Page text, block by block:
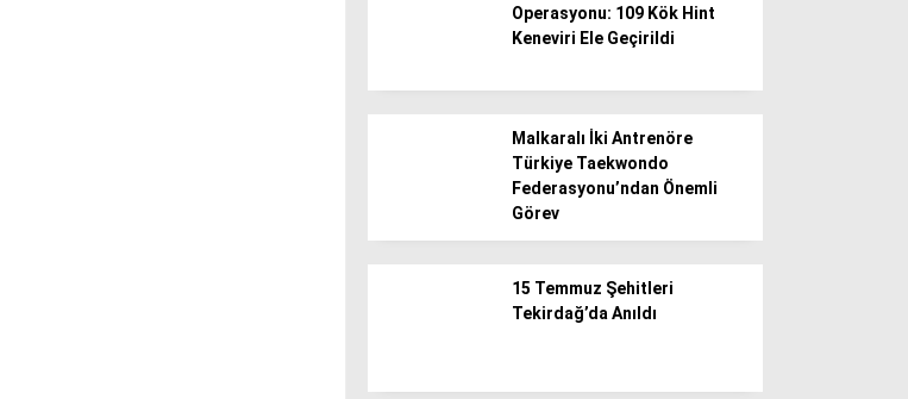
Operasyonu: 109 Kök Hint
Keneviri Ele Geçirildi
Malkaralı İki Antrenöre
Türkiye Taekwondo
Federasyonu’ndan Önemli
Görev
15 Temmuz Şehitleri
Tekirdağ’da Anıldı